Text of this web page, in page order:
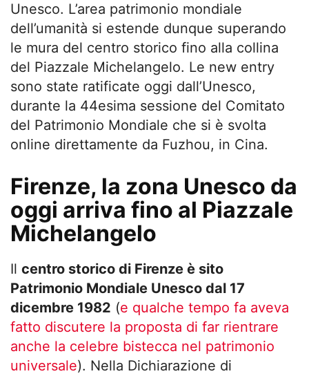
Unesco. L’area patrimonio mondiale
dell’umanità si estende dunque superando
le mura del centro storico fino alla collina
del Piazzale Michelangelo. Le new entry
sono state ratificate oggi dall’Unesco,
durante la 44esima sessione del Comitato
del Patrimonio Mondiale che si è svolta
online direttamente da Fuzhou, in Cina.
Firenze, la zona Unesco da
oggi arriva fino al Piazzale
Michelangelo
Il centro storico di Firenze è sito
Patrimonio Mondiale Unesco dal 17
dicembre 1982 (e qualche tempo fa aveva
fatto discutere la proposta di far rientrare
anche la celebre bistecca nel patrimonio
universale). Nella Dichiarazione di